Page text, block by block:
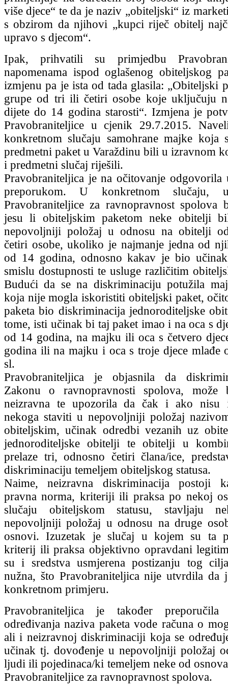
više djece“ te da je naziv „obiteljski“ iz
s obzirom da njihovi „kupci riječ obitelj
upravo s djecom“.
Ipak, prihvatili su primjedbu
napomenama ispod oglašenog obiteljskog
izmjenu pa je ista od tada glasila: „Obiteljski
grupe od tri ili četiri osobe koje uključuju
dijete do 14 godina starosti“. Izmjena je
Pravobraniteljice u cjenik 29.7.2015.
konkretnom slučaju samohrane majke koja
predmetni paket u Varaždinu bili u izravnom
i predmetni slučaj riješili.
Pravobraniteljica je na očitovanje odgovorila
preporukom. U konkretnom slučaju,
Pravobraniteljice za ravnopravnost
jesu li obiteljskim paketom neke obitelji
nepovoljniji položaj u odnosu na obitelji
četiri osobe, ukoliko je najmanje jedna od
od 14 godina, odnosno kakav je bio
smislu dostupnosti te usluge različitim
Budući da se na diskriminaciju potužila
koja nije mogla iskoristiti obiteljski paket,
paketa bio diskriminacija jednoroditeljske
tome, isti učinak bi taj paket imao i na oca s
od 14 godina, na majku ili oca s četvero
godina ili na majku i oca s troje djece mlađe
sl.
Pravobraniteljica je objasnila da
Zakonu o ravnopravnosti spolova,
neizravna te upozorila da čak i ako nisu
nekoga staviti u nepovoljniji položaj
obiteljskim, učinak odredbi vezanih uz
jednoroditeljske obitelji te obitelji u
prelaze tri, odnosno četiri člana/ice,
diskriminaciju temeljem obiteljskog statusa.
Naime, neizravna diskriminacija postoji
pravna norma, kriteriji ili praksa po nekoj
slučaju obiteljskom statusu, stavljaju
nepovoljniji položaj u odnosu na druge
osnovi. Izuzetak je slučaj u kojem su ta
kriterij ili praksa objektivno opravdani
su i sredstva usmjerena postizanju tog
nužna, što Pravobraniteljica nije utvrdila da
konkretnom primjeru.
Pravobraniteljica je također
određivanja naziva paketa vode računa o
ali i neizravnoj diskriminaciji koja se
učinak tj. dovođenje u nepovoljniji položaj
ljudi ili pojedinaca/ki temeljem neke od
Pravobraniteljice za ravnopravnost spolova.